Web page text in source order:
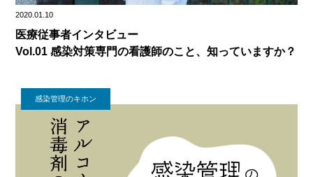
2020.01.10
医療従事者インタビュー
Vol.01 感染対策専門の看護師のこと、知っていますか？
感染管理のキホン